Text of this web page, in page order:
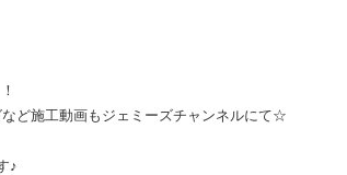
ど施工動画もジェミーズチャンネルにて☆
♪